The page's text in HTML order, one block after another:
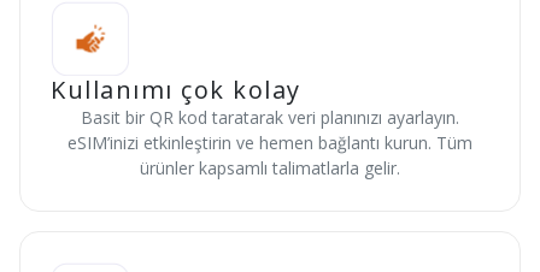
Kullanımı çok kolay
Basit bir QR kod taratarak veri planınızı ayarlayın.
eSIM’inizi etkinleştirin ve hemen bağlantı kurun. Tüm
ürünler kapsamlı talimatlarla gelir.